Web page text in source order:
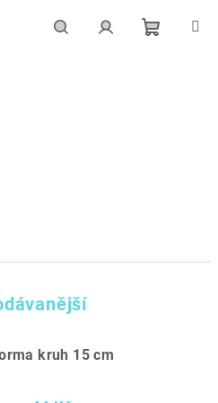
kruh 15 cm